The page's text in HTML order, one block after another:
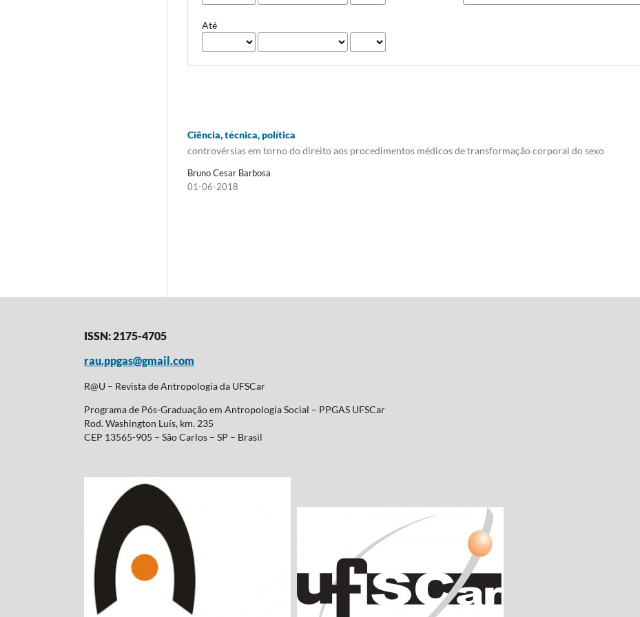
Até
Ciência, técnica, política
controvérsias em torno do direito aos procedimentos médicos de transformação corporal do sexo
Bruno Cesar Barbosa
01-06-2018
ISSN: 2175-4705
rau.ppgas@gmail.com
R@U – Revista de Antropologia da UFSCar
Programa de Pós-Graduação em Antropologia Social – PPGAS UFSCar
Rod. Washington Luís, km. 235
CEP 13565-905 – São Carlos – SP – Brasil